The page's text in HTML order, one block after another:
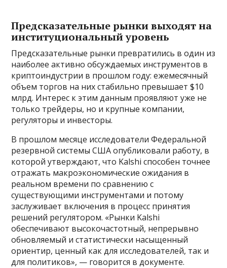
Предсказательные рынки выходят на
институциональный уровень
Предсказательные рынки превратились в один из
наиболее активно обсуждаемых инструментов в
криптоиндустрии в прошлом году: ежемесячный
объем торгов на них стабильно превышает $10
млрд. Интерес к этим данным проявляют уже не
только трейдеры, но и крупные компании,
регуляторы и инвесторы.
В прошлом месяце исследователи Федеральной
резервной системы США опубликовали работу, в
которой утверждают, что Kalshi способен точнее
отражать макроэкономические ожидания в
реальном времени по сравнению с
существующими инструментами и потому
заслуживает включения в процесс принятия
решений регулятором. «Рынки Kalshi
обеспечивают высокочастотный, непрерывно
обновляемый и статистически насыщенный
ориентир, ценный как для исследователей, так и
для политиков», — говорится в документе.